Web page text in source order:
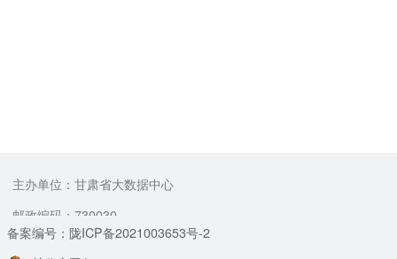
主办单位：甘肃省大数据中心
邮政编码：730030
备案编号：陇ICP备2021003653号-2